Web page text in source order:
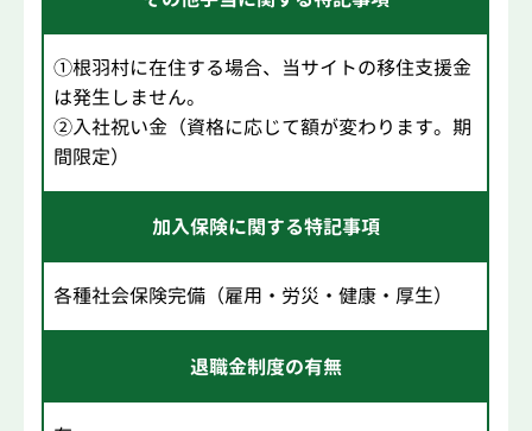
①根羽村に在住する場合、当サイトの移住支援金
は発生しません。
②入社祝い金（資格に応じて額が変わります。期
間限定）
加入保険に関する特記事項
各種社会保険完備（雇用・労災・健康・厚生）
退職金制度の有無